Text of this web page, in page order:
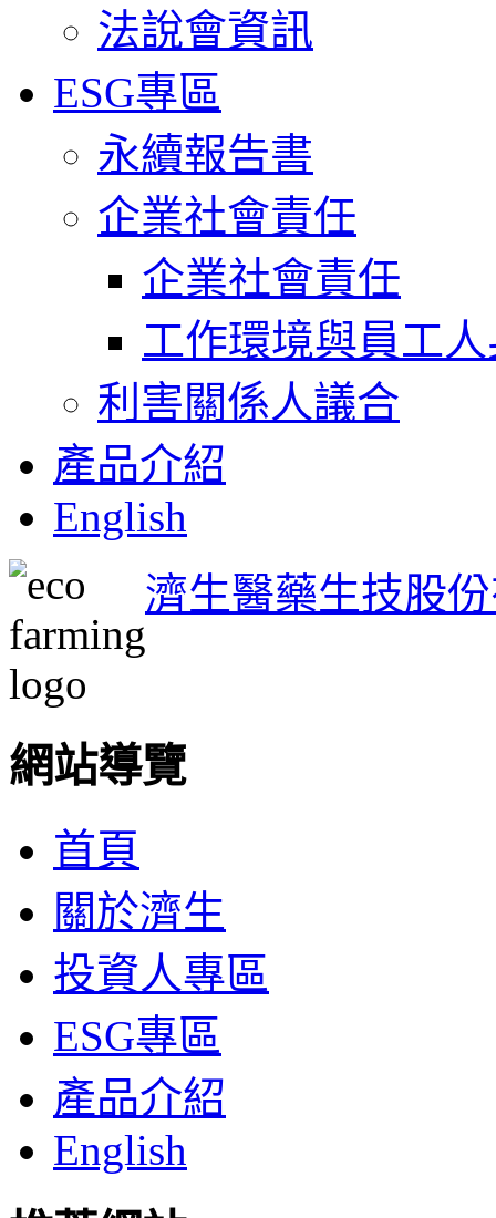
法說會資訊
ESG專區
永續報告書
企業社會責任
企業社會責任
工作環境與員工
利害關係人議合
產品介紹
English
濟生醫藥生技股
網站導覽
首頁
關於濟生
投資人專區
ESG專區
產品介紹
English